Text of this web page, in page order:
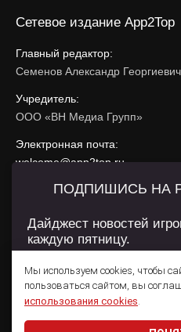
Сетевое издание App2Top
Главный редактор:
Семенов Александр Георгиевич
Учредитель:
ООО «ВН Медиа Групп»
Электронная почта:
welcome@app2top.ru
При использовании материалов
Сайт использует IP адреса,
использования содержатся в
Пользовательском соглашении .
Мы используем cookies, чтобы
пользоваться сайтом, вы
использования cookies.
ПОДПИШИСЬ НА
Дайджест новостей
каждую пятницу.